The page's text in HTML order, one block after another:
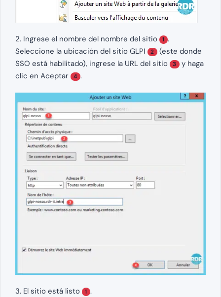
2. Ingrese el nombre del nombre del sitio 1 .
Seleccione la ubicación del sitio GLPI
2 (este donde
SSO está habilitado), ingrese la URL del sitio
3 y haga
clic en Aceptar
4 .
3. El sitio está listo 1 .